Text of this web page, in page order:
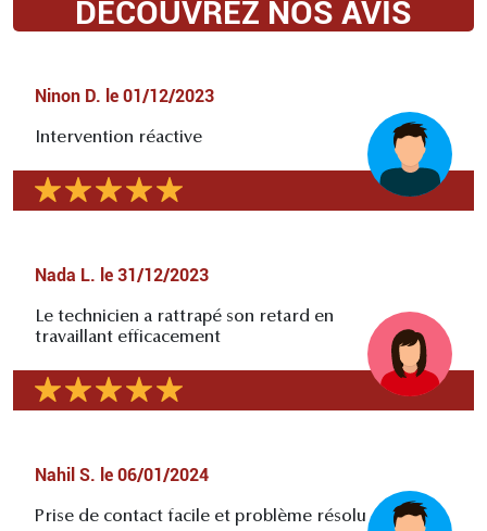
DÉCOUVREZ NOS AVIS
Ninon D. le 01/12/2023
Intervention réactive
Nada L. le 31/12/2023
Le technicien a rattrapé son retard en
travaillant efficacement
Nahil S. le 06/01/2024
Prise de contact facile et problème résolu